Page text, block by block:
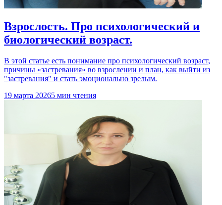
Взрослость. Про психологический и
биологический возраст.
В этой статье есть понимание про психологический возраст,
причины «застревания» во взрослении и план, как выйти из
"застревания" и стать эмоционально зрелым.
19 марта 20265 мин чтения